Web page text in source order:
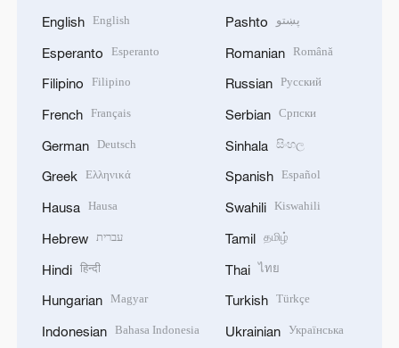
English English
Esperanto Esperanto
Filipino Filipino
French Français
German Deutsch
Greek Ελληνικά
Hausa Hausa
Hebrew עברית
Hindi हिन्दी
Hungarian Magyar
Indonesian Bahasa Indonesia
Pashto پښتو
Romanian Română
Russian Русский
Serbian Српски
Sinhala සිංහල
Spanish Español
Swahili Kiswahili
Tamil தமிழ்
Thai ไทย
Turkish Türkçe
Ukrainian Українська